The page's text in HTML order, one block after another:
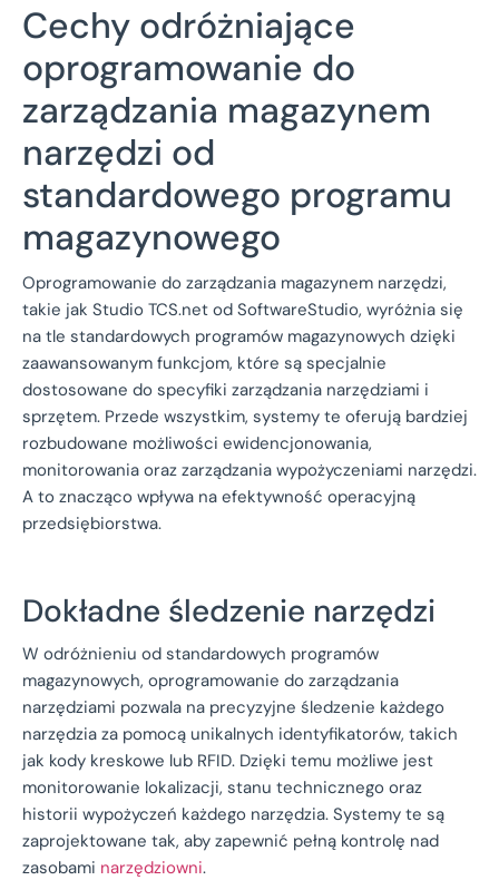
Cechy odróżniające
oprogramowanie do
zarządzania magazynem
narzędzi od
standardowego programu
magazynowego
Oprogramowanie do zarządzania magazynem narzędzi,
takie jak Studio TCS.net od SoftwareStudio, wyróżnia się
na tle standardowych programów magazynowych dzięki
zaawansowanym funkcjom, które są specjalnie
dostosowane do specyfiki zarządzania narzędziami i
sprzętem. Przede wszystkim, systemy te oferują bardziej
rozbudowane możliwości ewidencjonowania,
monitorowania oraz zarządzania wypożyczeniami narzędzi.
A to znacząco wpływa na efektywność operacyjną
przedsiębiorstwa.
Dokładne śledzenie narzędzi
W odróżnieniu od standardowych programów
magazynowych, oprogramowanie do zarządzania
narzędziami pozwala na precyzyjne śledzenie każdego
narzędzia za pomocą unikalnych identyfikatorów, takich
jak kody kreskowe lub RFID. Dzięki temu możliwe jest
monitorowanie lokalizacji, stanu technicznego oraz
historii wypożyczeń każdego narzędzia. Systemy te są
zaprojektowane tak, aby zapewnić pełną kontrolę nad
zasobami narzędziowni.